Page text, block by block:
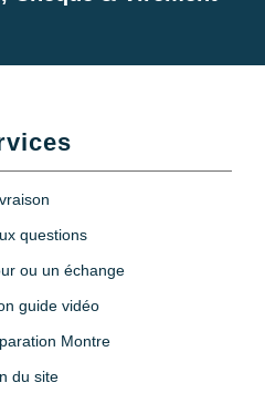
questions
ou un échange
guide vidéo
Montre
du site